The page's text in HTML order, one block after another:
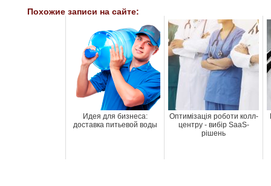
Похожие записи на сайте:
Идея для бизнеса:
доставка питьевой воды
Оптимізація роботи колл-
центру - вибір SaaS-
рішень